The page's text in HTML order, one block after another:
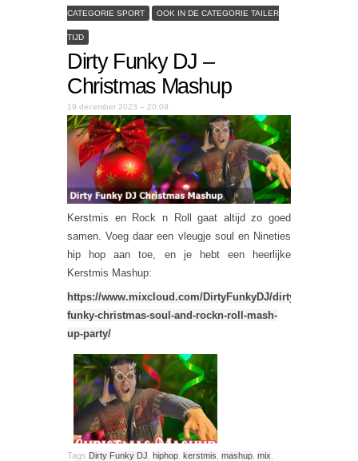
CATEGORIE SPORT OOK IN DE CATEGORIE TAILER
TIJD
Dirty Funky DJ –
Christmas Mashup
19 december 2023 – 20:09
Kerstmis en Rock n Roll gaat altijd zo goed
samen. Voeg daar een vleugje soul en Nineties
hip hop aan toe, en je hebt een heerlijke
Kerstmis Mashup:
https://www.mixcloud.com/DirtyFunkyDJ/dirty-
funky-christmas-soul-and-rockn-roll-mash-
up-party/
Tags Dirty Funky DJ hiphop kerstmis mashup mix